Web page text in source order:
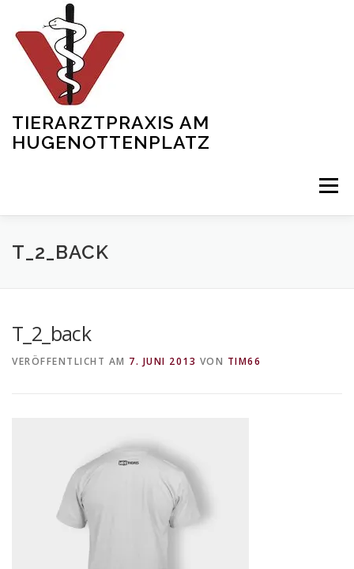
springen
TIERARZTPRAXIS AM
HUGENOTTENPLATZ
Menü
START ÜBER UNS
DATENSCHUTZERKLÄRUNG
T_2_BACK
T_2_back
VERÖFFENTLICHT AM 7. JUNI 2013 VON TIM66